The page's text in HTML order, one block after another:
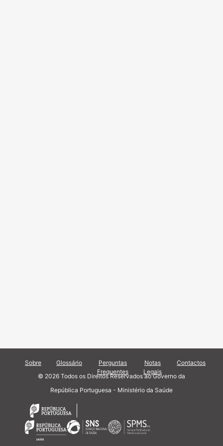
Sobre Glossário
Perguntas
Frequentes
Notas
Legais
Contactos
© 2026 Todos os Direitos Reservados ao Governo da
República Portuguesa - Ministério da Saúde